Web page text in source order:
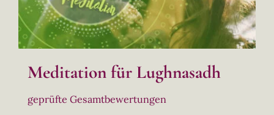
Meditation für Lughnasadh
geprüfte Gesamtbewertungen